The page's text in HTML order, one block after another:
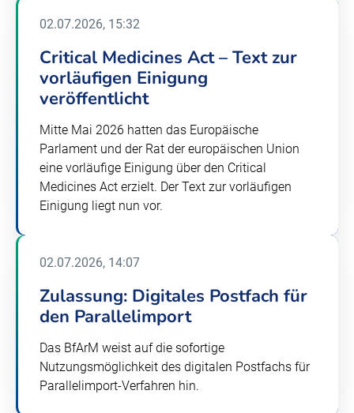
02.07.2026, 15:32
Critical Medicines Act – Text zur
vorläufigen Einigung
veröffentlicht
Mitte Mai 2026 hatten das Europäische
Parlament und der Rat der europäischen Union
eine vorläufige Einigung über den Critical
Medicines Act erzielt. Der Text zur vorläufigen
Einigung liegt nun vor.
02.07.2026, 14:07
Zulassung: Digitales Postfach für
den Parallelimport
Das BfArM weist auf die sofortige
Nutzungsmöglichkeit des digitalen Postfachs für
Parallelimport-Verfahren hin.